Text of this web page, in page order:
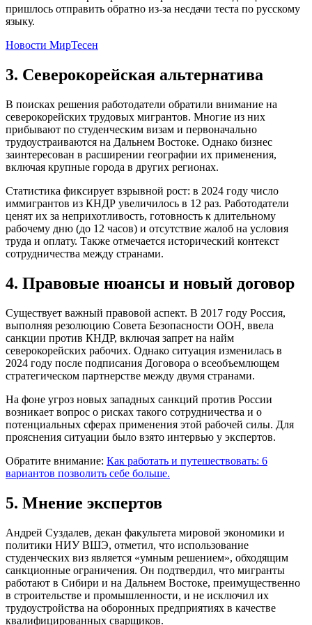
пришлось отправить обратно из-за несдачи теста по русскому
языку.
Новости МирТесен
3. Северокорейская альтернатива
В поисках решения работодатели обратили внимание на
северокорейских трудовых мигрантов. Многие из них
прибывают по студенческим визам и первоначально
трудоустраиваются на Дальнем Востоке. Однако бизнес
заинтересован в расширении географии их применения,
включая крупные города в других регионах.
Статистика фиксирует взрывной рост: в 2024 году число
иммигрантов из КНДР увеличилось в 12 раз. Работодатели
ценят их за неприхотливость, готовность к длительному
рабочему дню (до 12 часов) и отсутствие жалоб на условия
труда и оплату. Также отмечается исторический контекст
сотрудничества между странами.
4. Правовые нюансы и новый договор
Существует важный правовой аспект. В 2017 году Россия,
выполняя резолюцию Совета Безопасности ООН, ввела
санкции против КНДР, включая запрет на найм
северокорейских рабочих. Однако ситуация изменилась в
2024 году после подписания Договора о всеобъемлющем
стратегическом партнерстве между двумя странами.
На фоне угроз новых западных санкций против России
возникает вопрос о рисках такого сотрудничества и о
потенциальных сферах применения этой рабочей силы. Для
прояснения ситуации было взято интервью у экспертов.
Обратите внимание: Как работать и путешествовать: 6
вариантов позволить себе больше.
5. Мнение экспертов
Андрей Суздалев, декан факультета мировой экономики и
политики НИУ ВШЭ, отметил, что использование
студенческих виз является «умным решением», обходящим
санкционные ограничения. Он подтвердил, что мигранты
работают в Сибири и на Дальнем Востоке, преимущественно
в строительстве и промышленности, и не исключил их
трудоустройства на оборонных предприятиях в качестве
квалифицированных сварщиков.